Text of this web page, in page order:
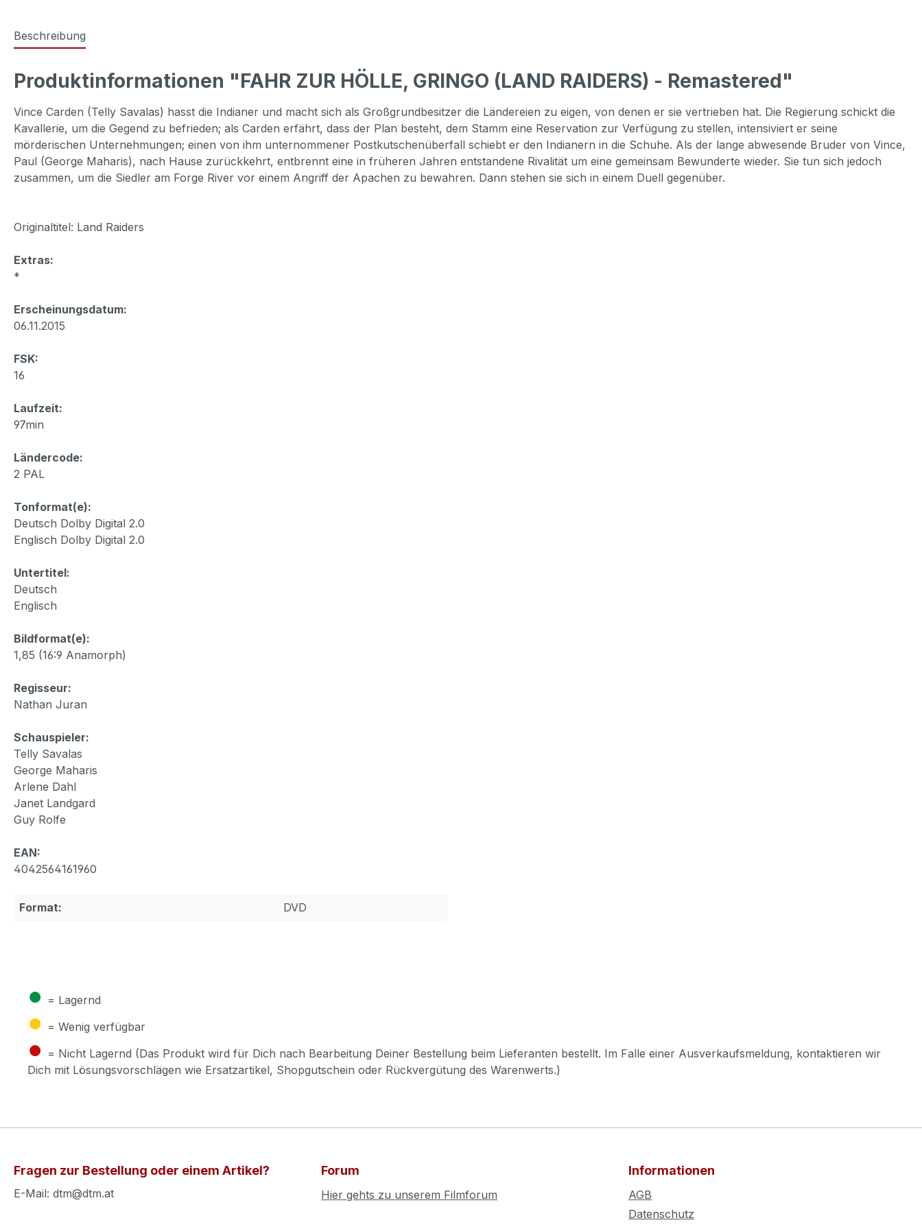
Beschreibung
Produktinformationen "FAHR ZUR HÖLLE, GRINGO (LAND RAIDERS) - Remastered"
Vince Carden (Telly Savalas) hasst die Indianer und macht sich als Großgrundbesitzer die Ländereien zu eigen, von denen er sie vertrieben hat. Die Regierung schickt die
Kavallerie, um die Gegend zu befrieden; als Carden erfährt, dass der Plan besteht, dem Stamm eine Reservation zur Verfügung zu stellen, intensiviert er seine
mörderischen Unternehmungen; einen von ihm unternommener Postkutschenüberfall schiebt er den Indianern in die Schuhe. Als der lange abwesende Bruder von Vince,
Paul (George Maharis), nach Hause zurückkehrt, entbrennt eine in früheren Jahren entstandene Rivalität um eine gemeinsam Bewunderte wieder. Sie tun sich jedoch
zusammen, um die Siedler am Forge River vor einem Angriff der Apachen zu bewahren. Dann stehen sie sich in einem Duell gegenüber.
Originaltitel: Land Raiders
Extras:
*
Erscheinungsdatum:
06.11.2015
FSK:
16
Laufzeit:
97min
Ländercode:
2 PAL
Tonformat(e):
Deutsch Dolby Digital 2.0
Englisch Dolby Digital 2.0
Untertitel:
Deutsch
Englisch
Bildformat(e):
1,85 (16:9 Anamorph)
Regisseur:
Nathan Juran
Schauspieler:
Telly Savalas
George Maharis
Arlene Dahl
Janet Landgard
Guy Rolfe
EAN:
4042564161960
Format: DVD
● = Lagernd
● = Wenig verfügbar
● = Nicht Lagernd (Das Produkt wird für Dich nach Bearbeitung Deiner Bestellung beim Lieferanten bestellt. Im Falle einer Ausverkaufsmeldung, kontaktieren wir
Dich mit Lösungsvorschlägen wie Ersatzartikel, Shopgutschein oder Rückvergütung des Warenwerts.)
Fragen zur Bestellung oder einem Artikel?
E-Mail: dtm@dtm.at
Forum
Hier gehts zu unserem Filmforum
Informationen
AGB
Datenschutz